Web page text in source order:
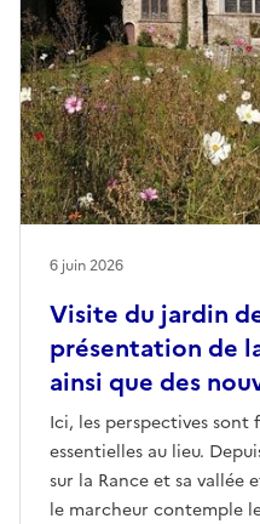
Visite du jardin
présentation de
ainsi que des
Ici, les perspectives
essentielles au lieu.
sur la Rance et sa vallée
le marcheur contemple
6 juin 2026